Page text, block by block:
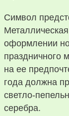
Символ
оформлении
праздничного
на ее
года должна
светло-
серебра.